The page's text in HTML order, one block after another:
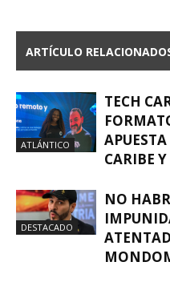
ARTÍCULO
ATLÁNTICO
TECH
CARIBE
DESTACADO
NO